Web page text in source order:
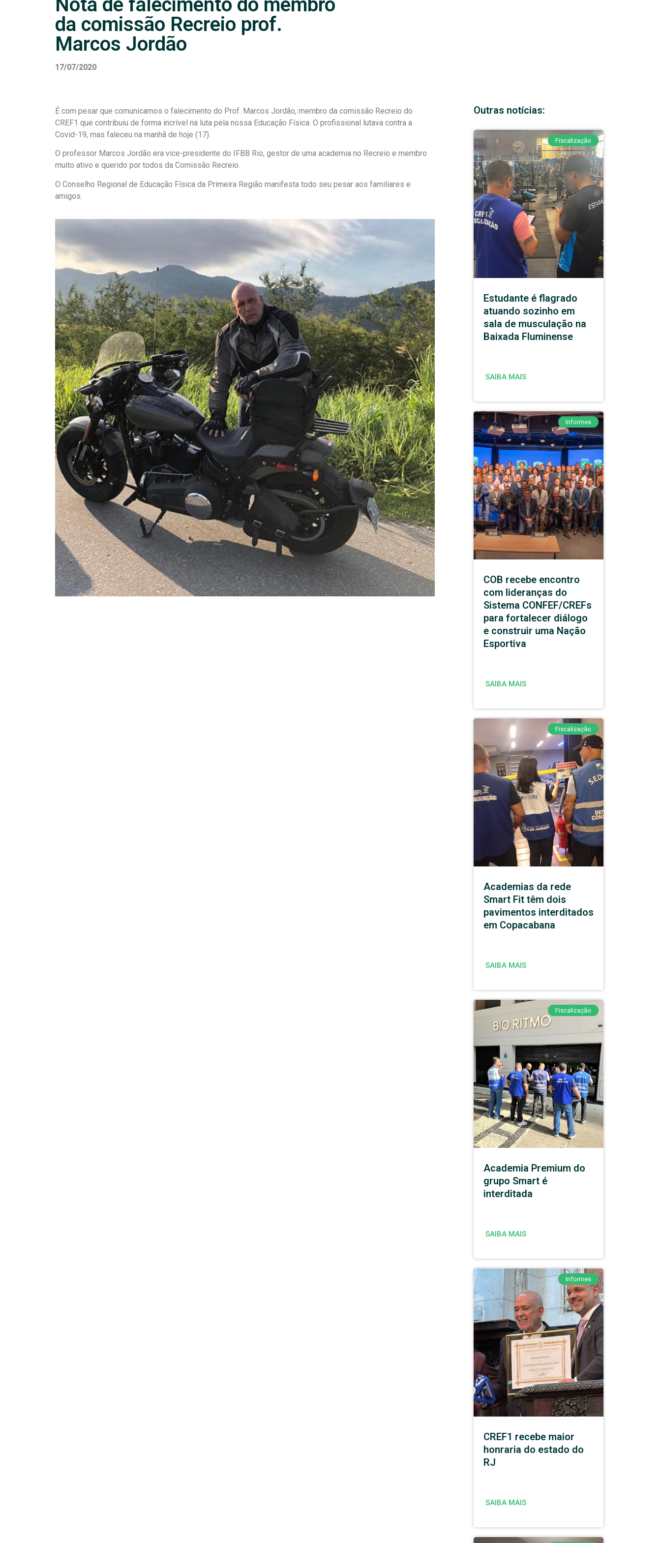
Nota de falecimento do membro
da comissão Recreio prof.
Marcos Jordão
17/07/2020
É com pesar que comunicamos o falecimento do Prof. Marcos Jordão, membro da comissão Recreio do
CREF1 que contribuiu de forma incrível na luta pela nossa Educação Física. O profissional lutava contra a
Covid-19, mas faleceu na manhã de hoje (17).
O professor Marcos Jordão era vice-presidente do IFBB Rio, gestor de uma academia no Recreio e membro
muito ativo e querido por todos da Comissão Recreio.
O Conselho Regional de Educação Física da Primeira Região manifesta todo seu pesar aos familiares e
amigos.
Outras notícias:
Fiscalização
Estudante é flagrado
atuando sozinho em
sala de musculação na
Baixada Fluminense
SAIBA MAIS
Informes
COB recebe encontro
com lideranças do
Sistema CONFEF/CREFs
para fortalecer diálogo
e construir uma Nação
Esportiva
SAIBA MAIS
Fiscalização
Academias da rede
Smart Fit têm dois
pavimentos interditados
em Copacabana
SAIBA MAIS
Fiscalização
Academia Premium do
grupo Smart é
interditada
SAIBA MAIS
Informes
CREF1 recebe maior
honraria do estado do
RJ
SAIBA MAIS